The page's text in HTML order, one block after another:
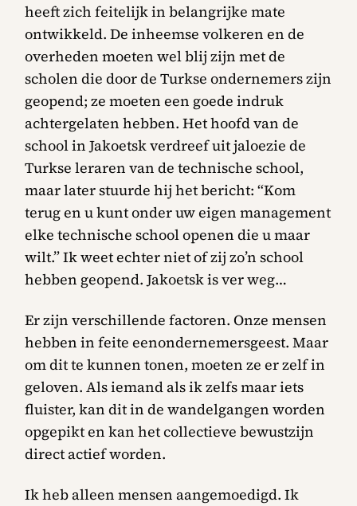
heeft zich feitelijk in belangrijke mate
ontwikkeld. De inheemse volkeren en de
overheden moeten wel blij zijn met de
scholen die door de Turkse ondernemers zijn
geopend; ze moeten een goede indruk
achtergelaten hebben. Het hoofd van de
school in Jakoetsk verdreef uit jaloezie de
Turkse leraren van de technische school,
maar later stuurde hij het bericht: “Kom
terug en u kunt onder uw eigen management
elke technische school openen die u maar
wilt.” Ik weet echter niet of zij zo’n school
hebben geopend. Jakoetsk is ver weg…
Er zijn verschillende factoren. Onze mensen
hebben in feite eenondernemersgeest. Maar
om dit te kunnen tonen, moeten ze er zelf in
geloven. Als iemand als ik zelfs maar iets
fluister, kan dit in de wandelgangen worden
opgepikt en kan het collectieve bewustzijn
direct actief worden.
Ik heb alleen mensen aangemoedigd. Ik